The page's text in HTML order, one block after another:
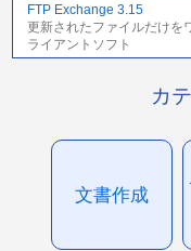
FTP Exchange 3.15
更新されたファイルだけを
ライアントソフト
カ
文書作成